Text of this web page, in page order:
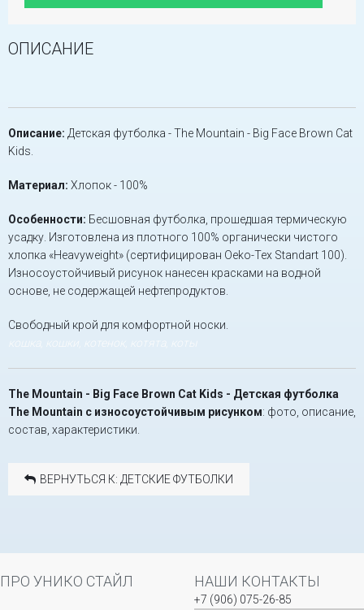
ОПИСАНИЕ
Описание: Детская футболка - The Mountain - Big Face Brown Cat
Kids.
Материал: Хлопок - 100%
Особенности: Бесшовная футболка, прошедшая термическую
усадку. Изготовлена из плотного 100% органически чистого
хлопка «Heavyweight» (сертифицирован Oeko-Tex Standart 100).
Износоустойчивый рисунок нанесен красками на водной
основе, не содержащей нефтепродуктов.
Свободный крой для комфортной носки.
кошка, кошки, котенок, котята, коты
The Mountain - Big Face Brown Cat Kids - Детская футболка
The Mountain с износоустойчивым рисунком: фото, описание,
состав, характеристики.
ВЕРНУТЬСЯ К: ДЕТСКИЕ ФУТБОЛКИ
ПРО УНИКО СТАЙЛ НАШИ КОНТАКТЫ
+7 (906) 075-26-85